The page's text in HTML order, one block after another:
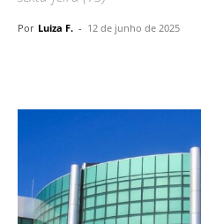
Por Luiza F. - 12 de junho de 2025